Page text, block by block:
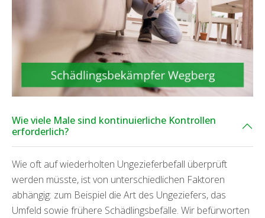
Wie viele Male sind kontinuierliche Kontrollen
erforderlich?
Wie oft auf wiederholten Ungezieferbefall überprüft
werden müsste, ist von unterschiedlichen Faktoren
abhängig: zum Beispiel die Art des Ungeziefers, das
Umfeld sowie frühere Schädlingsbefälle. Wir befürworten